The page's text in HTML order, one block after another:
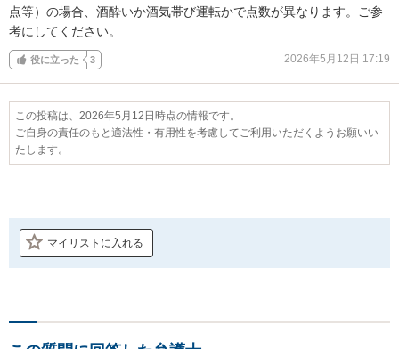
点等）の場合、酒酔いか酒気帯び運転かで点数が異なります。ご参
考にしてください。
役に立った 3 2026年5月12日 17:19
この投稿は、2026年5月12日時点の情報です。
ご自身の責任のもと適法性・有用性を考慮してご利用いただくようお願いい
たします。
マイリストに入れる